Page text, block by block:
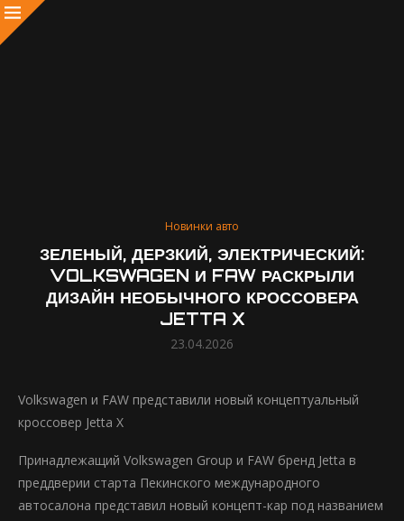
Новинки авто
ЗЕЛЕНЫЙ, ДЕРЗКИЙ, ЭЛЕКТРИЧЕСКИЙ:
VOLKSWAGEN И FAW РАСКРЫЛИ
ДИЗАЙН НЕОБЫЧНОГО КРОССОВЕРА
JETTA X
23.04.2026
Volkswagen и FAW представили новый концептуальный
кроссовер Jetta X
Принадлежащий Volkswagen Group и FAW бренд Jetta в
преддверии старта Пекинского международного
автосалона представил новый концепт-кар под названием